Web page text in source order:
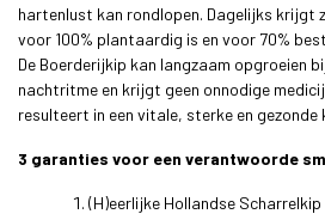
hartenlust kan rondlopen. Dagelijks krijgt
voor 100% plantaardig is en voor 70%
De Boerderijkip kan langzaam opgroeien
nachtritme en krijgt geen onnodige
resulteert in een vitale, sterke en
3 garanties voor een verantwoorde
(H)eerlijke Hollandse Scharrelkip